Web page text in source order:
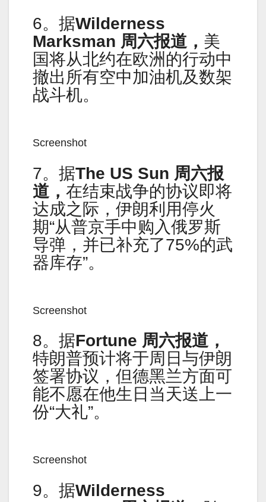
6。据Wilderness
Marksman 周六报道， 美
国将从北约在欧洲的行动中
撤出所有空中加油机及数架
战斗机。
Screenshot
7。据The US Sun 周六报
道， 在结束战争的协议即将
达成之际，伊朗利用停火
期“从普京手中购入俄罗斯
导弹，并已补充了75%的武
器库存”。
Screenshot
8。据Fortune 周六报道，
特朗普预计将于周日与伊朗
签署协议，但德黑兰方面可
能不愿在他生日当天送上一
份“大礼”。
Screenshot
9。据Wilderness